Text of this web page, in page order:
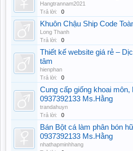
Hangtrannam2021
Trả lời:
0
Khuôn Chậu Ship Code
Long Thanh
Trả lời:
0
Thiết kế website giá rẻ –
tâm
hienphan
Trả lời:
0
Cung cấp giống khoai môn,
0937392133 Ms.Hằng
trandahuyn
Trả lời:
0
Bán Bột cá làm phân bón
0937392133 Ms.Hằng
nhathapminhhang